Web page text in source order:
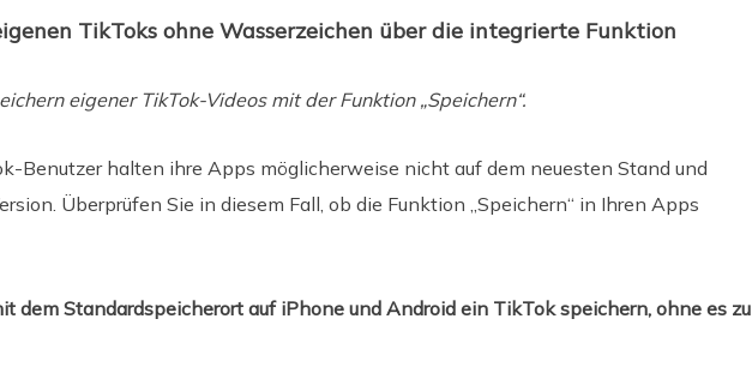
TikToks ohne Wasserzeichen über die integrierte Funktion
eigener TikTok-Videos mit der Funktion „Speichern“.
Benutzer halten ihre Apps möglicherweise nicht auf dem neuesten Stand und
Überprüfen Sie in diesem Fall, ob die Funktion „Speichern“ in Ihren Apps
dem Standardspeicherort auf iPhone und Android ein TikTok speichern, ohne es zu